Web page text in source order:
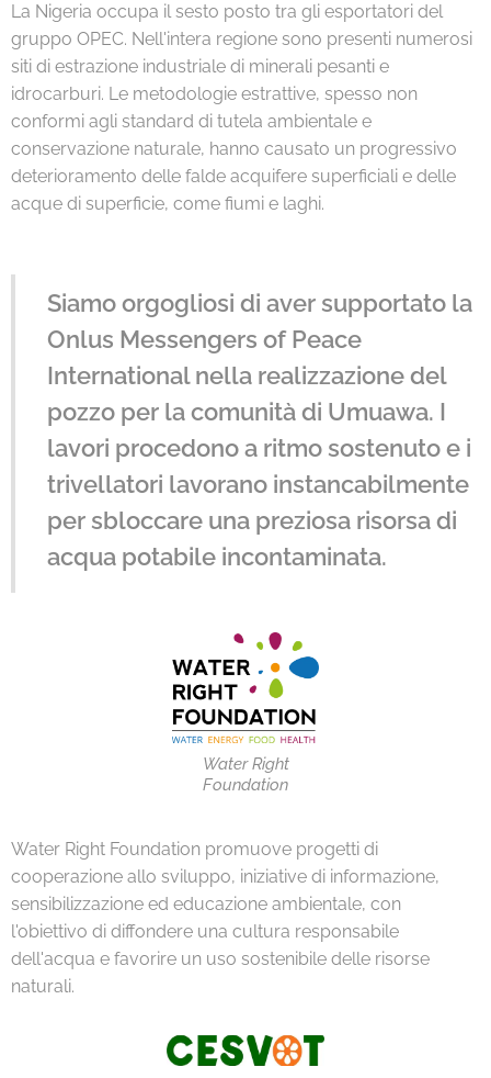
La Nigeria occupa il sesto posto tra gli esportatori del
gruppo OPEC. Nell'intera regione sono presenti numerosi
siti di estrazione industriale di minerali pesanti e
idrocarburi. Le metodologie estrattive, spesso non
conformi agli standard di tutela ambientale e
conservazione naturale, hanno causato un progressivo
deterioramento delle falde acquifere superficiali e delle
acque di superficie, come fiumi e laghi.
Siamo orgogliosi di aver supportato la
Onlus Messengers of Peace
International nella realizzazione del
pozzo per la comunità di Umuawa. I
lavori procedono a ritmo sostenuto e i
trivellatori lavorano instancabilmente
per sbloccare una preziosa risorsa di
acqua potabile incontaminata.
Water Right
Foundation
Water Right Foundation promuove progetti di
cooperazione allo sviluppo, iniziative di informazione,
sensibilizzazione ed educazione ambientale, con
l'obiettivo di diffondere una cultura responsabile
dell'acqua e favorire un uso sostenibile delle risorse
naturali.